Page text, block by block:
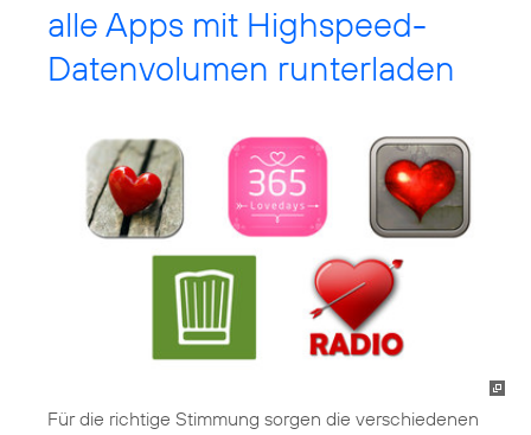
alle Apps mit Highspeed-
Datenvolumen runterladen
Für die richtige Stimmung sorgen die verschiedenen